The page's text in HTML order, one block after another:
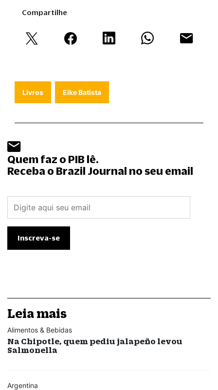
Compartilhe
Livros Eike Batista
Quem faz o PIB lê.
Receba o Brazil Journal no seu email
Leia mais
Alimentos & Bebidas
Na Chipotle, quem pediu jalapeño levou
Salmonella
Argentina